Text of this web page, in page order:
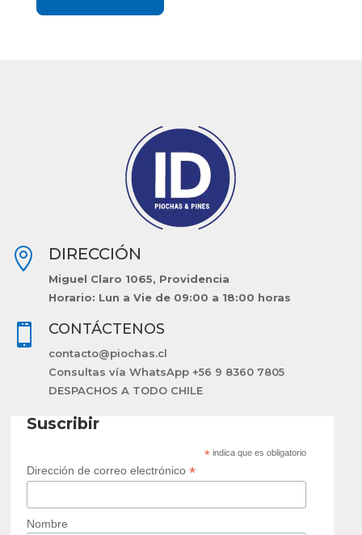
 DIRECCIÓN
Miguel Claro 1065, Providencia
Horario: Lun a Vie de 09:00 a 18:00 horas
 CONTÁCTENOS
contacto@piochas.cl
Consultas vía WhatsApp +56 9 8360 7805
DESPACHOS A TODO CHILE
Suscribir
* indica que es obligatorio
Dirección de correo electrónico*
Nombre